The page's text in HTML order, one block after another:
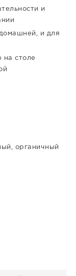
и
и для
на столе
органичный